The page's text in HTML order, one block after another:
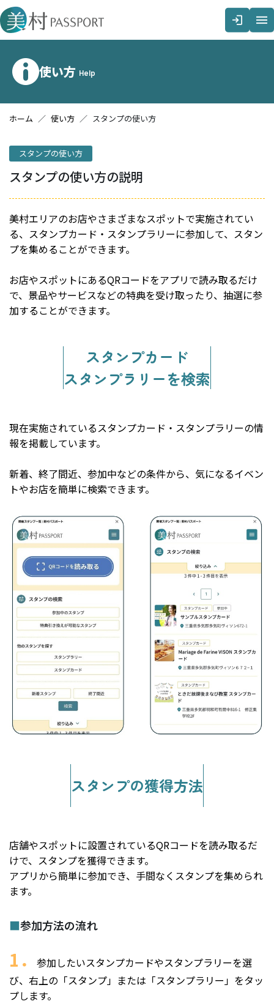
メインコンテンツへスキップする
使い方 Help
ホーム 使い方 スタンプの使い方
スタンプの使い方
スタンプの使い方の説明
美村エリアのお店やさまざまなスポットで実施されてい
る、スタンプカード・スタンプラリーに参加して、スタン
プを集めることができます。
お店やスポットにあるQRコードをアプリで読み取るだけ
で、景品やサービスなどの特典を受け取ったり、抽選に参
加することができます。
スタンプカード
スタンプラリーを検索
現在実施されているスタンプカード・スタンプラリーの情
報を掲載しています。
新着、終了間近、参加中などの条件から、気になるイベン
トやお店を簡単に検索できます。
スタンプの獲得方法
店舗やスポットに設置されているQRコードを読み取るだ
けで、スタンプを獲得できます。
アプリから簡単に参加でき、手間なくスタンプを集められ
ます。
■参加方法の流れ
1．
参加したいスタンプカードやスタンプラリーを選
び、右上の「スタンプ」または「スタンプラリー」をタッ
プします。